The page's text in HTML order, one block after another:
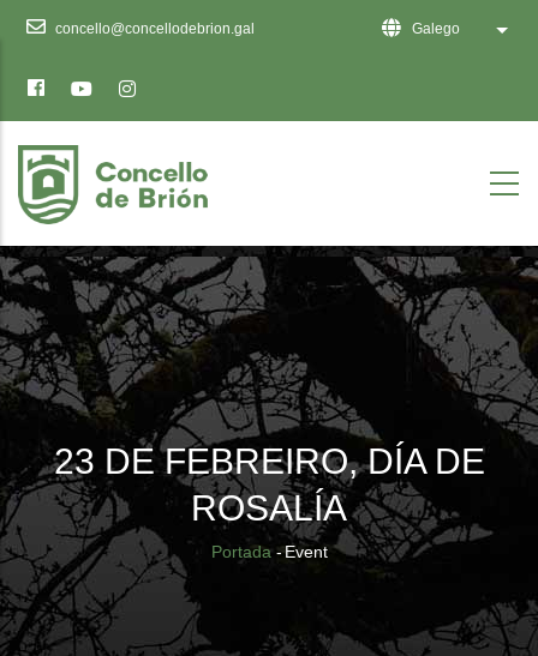
sitio
web
inclúe
un
sistema
de
accesibilidade.
concello@concellodebrion.gal Galego List
23 DE FEBREIRO, DÍA DE
ROSALÍA
Breadcrumb
Portada -Event